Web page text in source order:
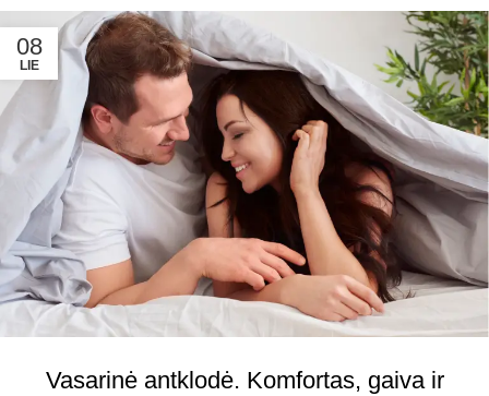
08
LIE
Vasarinė antklodė. Komfortas, gaiva ir